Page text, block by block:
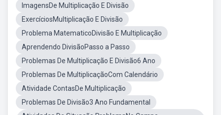
ImagensDe Multiplicação E Divisão
ExercíciosMultiplicação E Divisão
Problema MatematicoDivisão E Multiplicação
Aprendendo DivisãoPasso a Passo
Problemas De Multiplicação E Divisão6 Ano
Problemas De MultiplicaçãoCom Calendário
Atividade ContasDe Multiplicação
Problemas De Divisão3 Ano Fundamental